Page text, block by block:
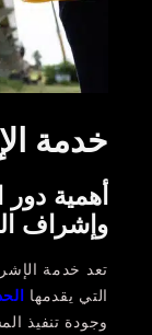
خدمة
أهمية
وإشراف
تعد خدمة
التي يقدمها
وجودة تنفيذ